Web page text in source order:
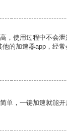
，使用过程中不会
的加速器app，经
单，一键加速就能开